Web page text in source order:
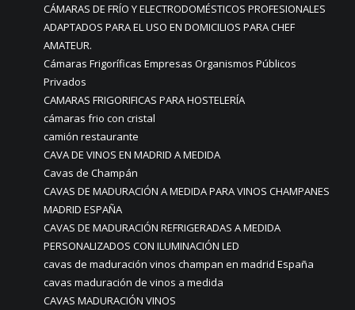
CÁMARAS DE FRÍO Y ELECTRODOMÉSTICOS PROFESIONALES
ADAPTADOS PARA EL USO EN DOMICILIOS PARA CHEF
AMATEUR.
Cámaras Frigoríficas Empresas Organismos Públicos
Privados
CAMARAS FRIGORIFICAS PARA HOSTELERÍA
cámaras frio con cristal
camión restaurante
CAVA DE VINOS EN MADRID A MEDIDA
Cavas de Champán
CAVAS DE MADURACIÓN A MEDIDA PARA VINOS CHAMPANES
MADRID ESPAÑA
CAVAS DE MADURACIÓN REFRIGERADAS A MEDIDA
PERSONALIZADOS CON ILUMINACIÓN LED
cavas de maduración vinos champan en madrid España
cavas maduración de vinos a medida
CAVAS MADURACIÓN VINOS